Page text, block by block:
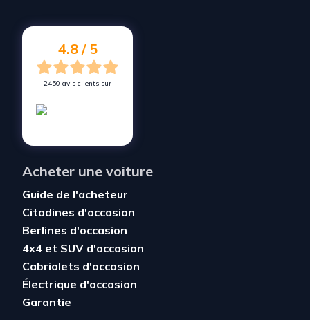
Vendez votre voiture à
4.8 / 5
2450 avis clients sur
Acheter une voiture
Guide de l'acheteur
Citadines d'occasion
Berlines d'occasion
4x4 et SUV d'occasion
Cabriolets d'occasion
Électrique d'occasion
Garantie